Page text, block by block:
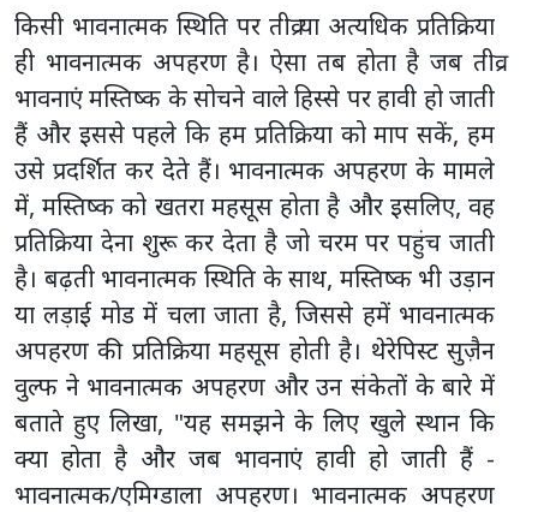
किसी भावनात्मक स्थिति पर तीव्र या अत्यधिक प्रतिक्रिया
ही भावनात्मक अपहरण है। ऐसा तब होता है जब तीव्र
भावनाएं मस्तिष्क के सोचने वाले हिस्से पर हावी हो जाती
हैं और इससे पहले कि हम प्रतिक्रिया को माप सकें, हम
उसे प्रदर्शित कर देते हैं। भावनात्मक अपहरण के मामले
में, मस्तिष्क को खतरा महसूस होता है और इसलिए, वह
प्रतिक्रिया देना शुरू कर देता है जो चरम पर पहुंच जाती
है। बढ़ती भावनात्मक स्थिति के साथ, मस्तिष्क भी उड़ान
या लड़ाई मोड में चला जाता है, जिससे हमें भावनात्मक
अपहरण की प्रतिक्रिया महसूस होती है। थेरेपिस्ट सुज़ैन
वुल्फ ने भावनात्मक अपहरण और उन संकेतों के बारे में
बताते हुए लिखा, "यह समझने के लिए खुले स्थान कि
क्या होता है और जब भावनाएं हावी हो जाती हैं -
भावनात्मक/एमिग्डाला अपहरण। भावनात्मक अपहरण